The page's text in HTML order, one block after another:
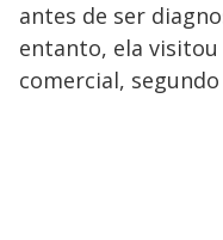
antes de ser
entanto, ela
comercial,